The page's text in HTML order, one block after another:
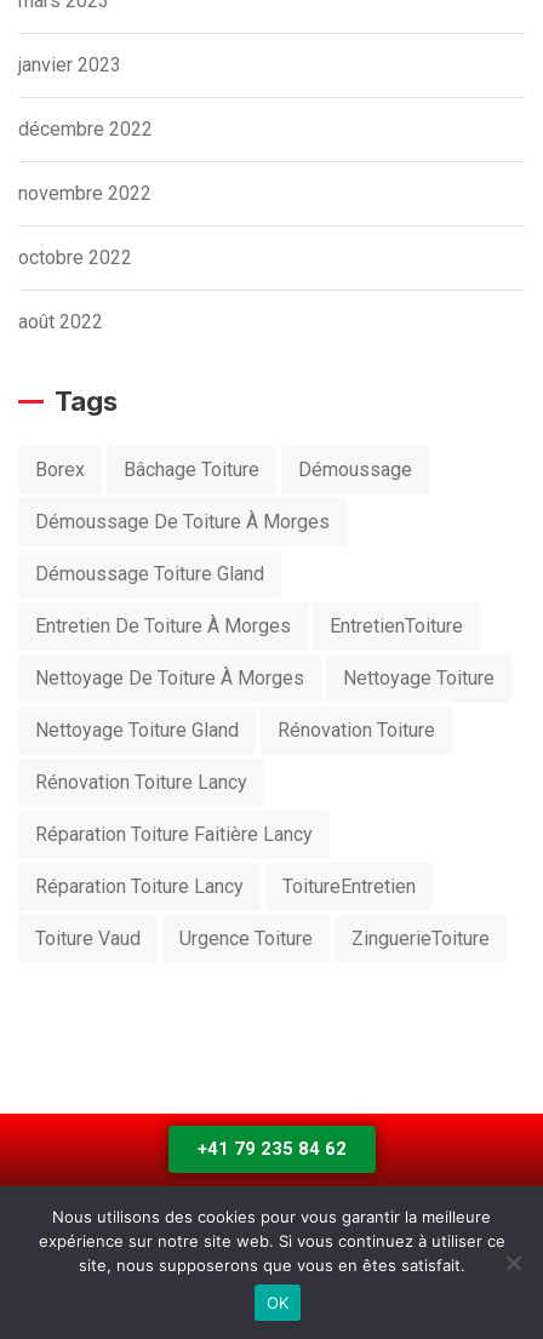
janvier 2023
décembre 2022
novembre 2022
octobre 2022
août 2022
Tags
Borex Bâchage Toiture Démoussage
Démoussage De Toiture À Morges
Démoussage Toiture Gland
Entretien De Toiture À Morges EntretienToiture
Nettoyage De Toiture À Morges Nettoyage Toiture
Nettoyage Toiture Gland Rénovation Toiture
Rénovation Toiture Lancy
Réparation Toiture Faitière Lancy
Réparation Toiture Lancy ToitureEntretien
Toiture Vaud Urgence Toiture ZinguerieToiture
+41 79 235 84 62
Nous utilisons des cookies pour vous garantir la meilleure
expérience sur notre site web. Si vous continuez à utiliser ce
site, nous supposerons que vous en êtes satisfait.
OK